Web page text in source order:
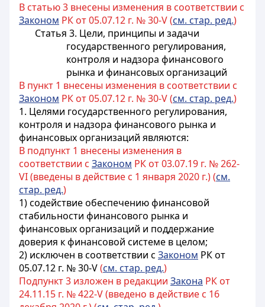
В статью 3 внесены изменения в соответствии с
Законом РК от 05.07.12 г. № 30-V (см. стар. ред.)
Статья 3. Цели, принципы и задачи
государственного регулирования,
контроля и надзора финансового
рынка и финансовых организаций
В пункт 1 внесены изменения в соответствии с
Законом РК от 05.07.12 г. № 30-V (см. стар. ред.)
1. Целями государственного регулирования,
контроля и надзора финансового рынка и
финансовых организаций являются:
В подпункт 1 внесены изменения в
соответствии с Законом РК от 03.07.19 г. № 262-
VI (введены в действие с 1 января 2020 г.) (см.
стар. ред.)
1)содействие обеспечениюфинансовой
стабильности финансового рынка и
финансовых организаций и поддержание
доверия к финансовой системе в целом;
2) исключен в соответствии с Законом РК от
05.07.12 г. № 30-V(см. стар. ред.)
Подпункт 3 изложен в редакции Закона РК от
24.11.15 г. № 422-V (введено в действие с 16